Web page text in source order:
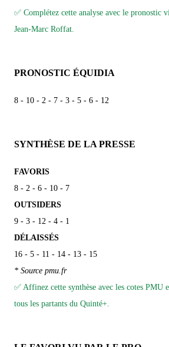
✅ Complétez cette analyse avec le pronostic
Jean-Marc Roffat.
PRONOSTIC ÉQUIDIA
8 - 10 - 2 - 7 - 3 - 5 - 6 - 12
SYNTHÈSE DE LA PRESSE
FAVORIS
8 - 2 - 6 - 10 - 7
OUTSIDERS
9 - 3 - 12 - 4 - 1
DÉLAISSÉS
16 - 5 - 11 - 14 - 13 - 15
* Source pmu.fr
✅ Affinez cette synthèse avec les cotes PMU
tous les partants du Quinté+.